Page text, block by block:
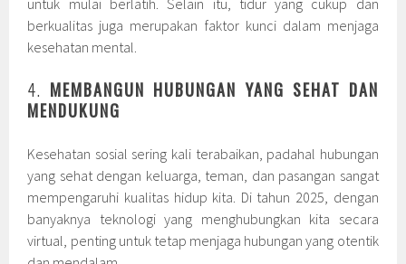
berkualitas juga merupakan faktor kunci dalam menjaga
kesehatan mental.
4. MEMBANGUN HUBUNGAN YANG SEHAT DAN
MENDUKUNG
Kesehatan sosial sering kali terabaikan, padahal hubungan
yang sehat dengan keluarga, teman, dan pasangan sangat
mempengaruhi kualitas hidup kita. Di tahun 2025, dengan
banyaknya teknologi yang menghubungkan kita secara
virtual, penting untuk tetap menjaga hubungan yang otentik